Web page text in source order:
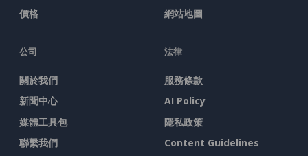
價格
網站地圖
公司
關於我們
新聞中心
媒體工具包
聯繫我們
法律
服務條款
AI Policy
隱私政策
Content Guidelines